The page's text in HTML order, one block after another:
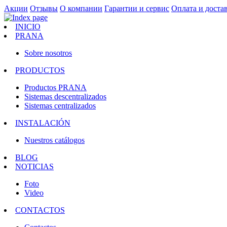
Акции Отзывы О компании Гарантии и сервис Оплата и
INICIO
PRANA
Sobre nosotros
PRODUCTOS
Productos PRANA
Sistemas descentralizados
Sistemas centralizados
INSTALACIÓN
Nuestros catálogos
BLOG
NOTICIAS
Foto
Video
CONTACTOS